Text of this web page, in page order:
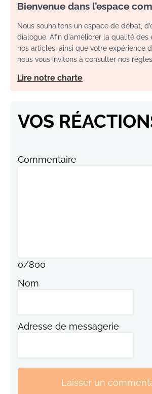
Bienvenue dans l’espace
Nous souhaitons un espace de débat,
dialogue. Afin d'améliorer la qualité des
nos articles, ainsi que votre expérience
nous vous invitons à consulter nos
Lire notre charte
VOS
Commentaire
0/800
Nom
Adresse de messagerie
Laisser un